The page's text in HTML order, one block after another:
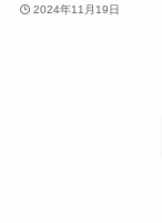
2024年11月19日